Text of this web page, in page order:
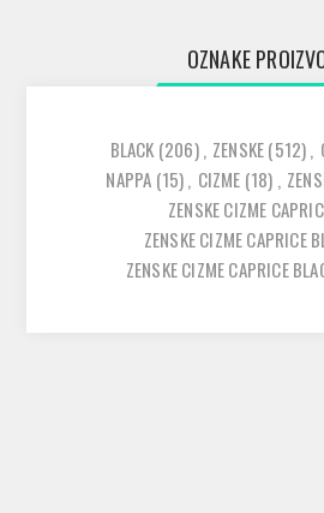
OZNAKE
BLACK (206), ZENSKE(512),
NAPPA (15), CIZME (18) ,
ZENSKE CIZME
ZENSKE CIZME CAPRICE
ZENSKE CIZME CAPRICE